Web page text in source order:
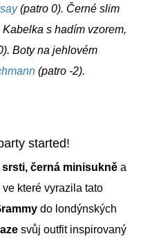
(patro 0). Černé slim
s hadím vzorem,
Boty na jehlovém
(patro -2).
started!
srsti, černá minisukně a
které vyrazila tato
do londýnských
svůj outfit inspirovaný